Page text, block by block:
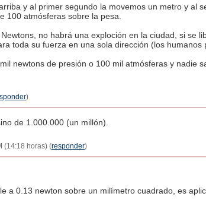
y al primer segundo la movemos un metro y al
100 atmósferas sobre la pesa.
no habrá una exploción en la ciudad, si se
toda su fuerza en una sola dirección (los humanos
newtons de presión o 100 mil atmósferas y nadie
)
de 1.000.000 (un millón).
(14:18 horas) (responder)
a 0.13 newton sobre un milímetro cuadrado, es